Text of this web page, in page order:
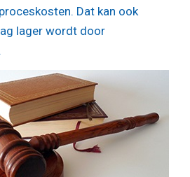
Dat kan ook
lager wordt door